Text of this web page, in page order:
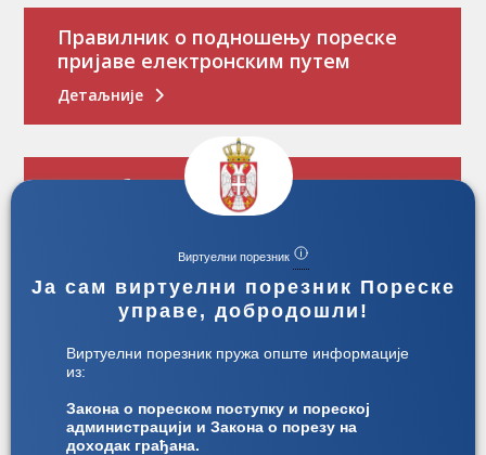
Правилник о подношењу пореске
пријаве електронским путем
Детаљније
Потребно вам је пореско уверење?
пореске пријаве о обрачунатом
годишњем порезу на доходак
грађанa
Детаљније
Виртуелни порезник
Ја сам виртуелни порезник Пореске
управе, добродошли!
Виртуелни порезник пружа опште информације
из:
Закона о пореском поступку и пореској
администрацији и Закона о порезу на
доходак грађана.